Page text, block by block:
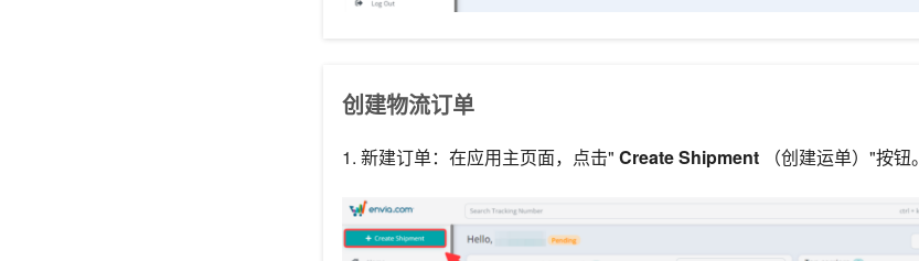
创建物流订单
1. 新建订单：在应用主页面，点击" Create Shipment（创建运单）"按钮。